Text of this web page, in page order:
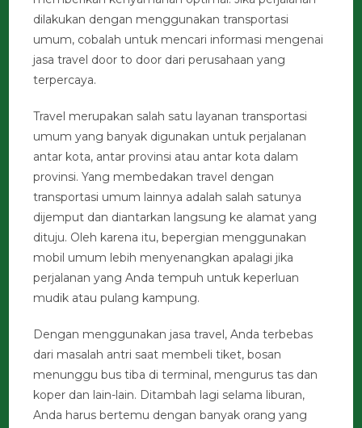
dilakukan dengan menggunakan transportasi
umum, cobalah untuk mencari informasi mengenai
jasa travel door to door dari perusahaan yang
terpercaya.
Travel merupakan salah satu layanan transportasi
umum yang banyak digunakan untuk perjalanan
antar kota, antar provinsi atau antar kota dalam
provinsi. Yang membedakan travel dengan
transportasi umum lainnya adalah salah satunya
dijemput dan diantarkan langsung ke alamat yang
dituju. Oleh karena itu, bepergian menggunakan
mobil umum lebih menyenangkan apalagi jika
perjalanan yang Anda tempuh untuk keperluan
mudik atau pulang kampung.
Dengan menggunakan jasa travel, Anda terbebas
dari masalah antri saat membeli tiket, bosan
menunggu bus tiba di terminal, mengurus tas dan
koper dan lain-lain. Ditambah lagi selama liburan,
Anda harus bertemu dengan banyak orang yang